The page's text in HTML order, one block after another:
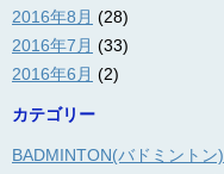
2016年8月 (28)
2016年7月 (33)
2016年6月 (2)
カテゴリー
BADMINTON(バドミントン)